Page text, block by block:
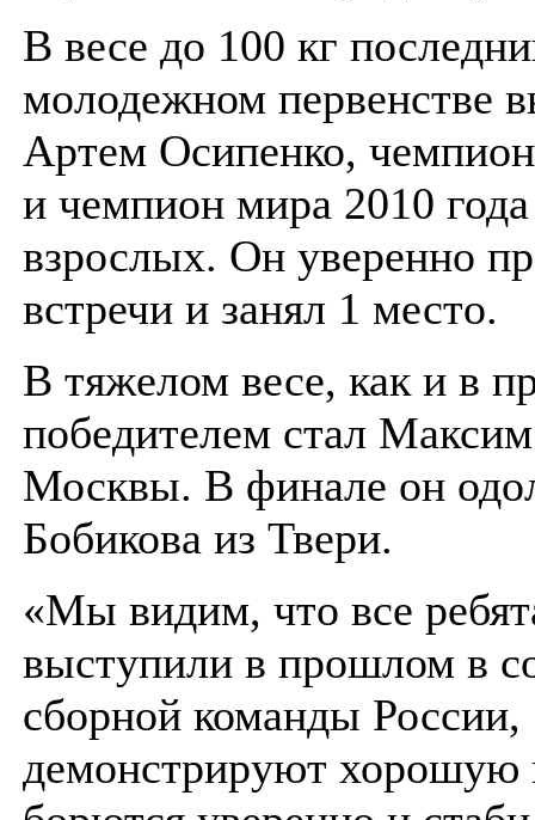
В весе до 100 кг
молодежном первенстве
Артем Осипенко,
и чемпион мира 2010
взрослых. Он уверенно
встречи и занял 1 место.
В тяжелом весе, как и в
победителем стал
Москвы. В финале он
Бобикова из Твери.
«Мы видим, что все
выступили в прошлом в
сборной команды России,
демонстрируют хорошую